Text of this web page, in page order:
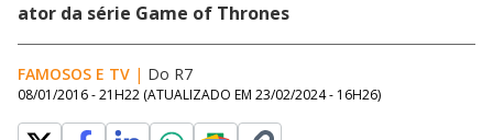
ator da série Game of Thrones
FAMOSOS E TV | Do R7
08/01/2016 - 21H22 (ATUALIZADO EM 23/02/2024 - 16H26)